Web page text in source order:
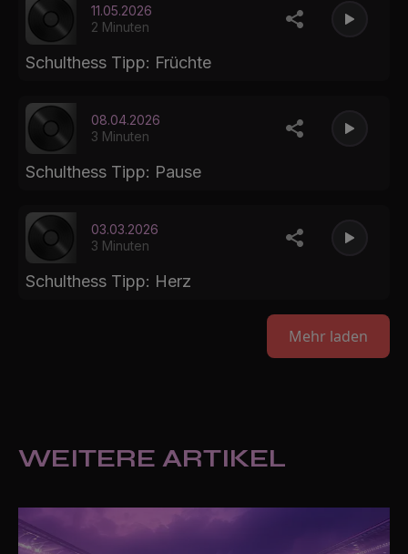
11.05.2026
2 Minuten
Schulthess Tipp: Früchte
08.04.2026
3 Minuten
Schulthess Tipp: Pause
03.03.2026
3 Minuten
Schulthess Tipp: Herz
Mehr laden
WEITERE ARTIKEL